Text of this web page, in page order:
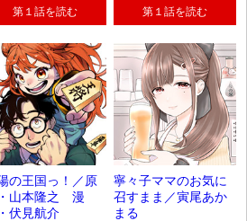
第１話を読む 第１話を読む
の王国っ！／原
山本隆之 漫
伏見航介
寧々子ママのお気に
召すまま／寅尾あか
まる